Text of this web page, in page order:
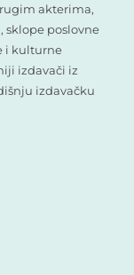
akterima,
sklope poslovne
i kulturne
izdavači iz
izdavačku